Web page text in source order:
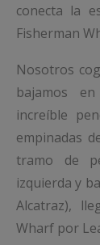
conecta la
Fisherman
Nosotros
bajamos
increíble
empinadas
tramo de
izquierda y
Alcatraz),
Wharf por